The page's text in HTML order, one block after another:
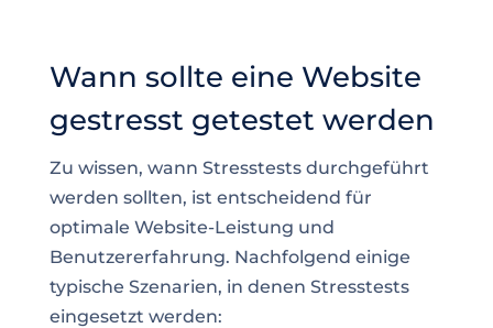
Wann sollte eine Website
gestresst getestet werden
Zu wissen, wann Stresstests durchgeführt
werden sollten, ist entscheidend für
optimale Website-Leistung und
Benutzererfahrung. Nachfolgend einige
typische Szenarien, in denen Stresstests
eingesetzt werden: